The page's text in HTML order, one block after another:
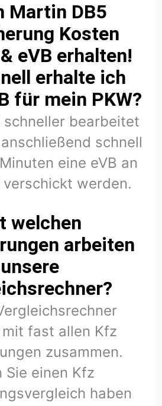
Martin DB5
Kosten
eVB erhalten!
erhalte ich
für mein PKW?
schneller bearbeitet
schnell
eine eVB an
werden.
welchen
arbeiten
unsere
fast allen Kfz
zusammen.
Sie einen Kfz
haben